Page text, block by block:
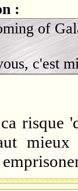
:
of
c'est
risque